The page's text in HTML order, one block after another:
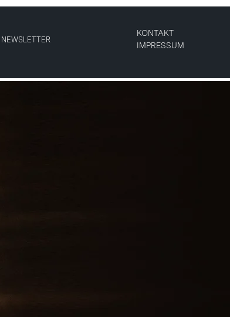
NEWSLETTER
KONTAKT
IMPRESSUM